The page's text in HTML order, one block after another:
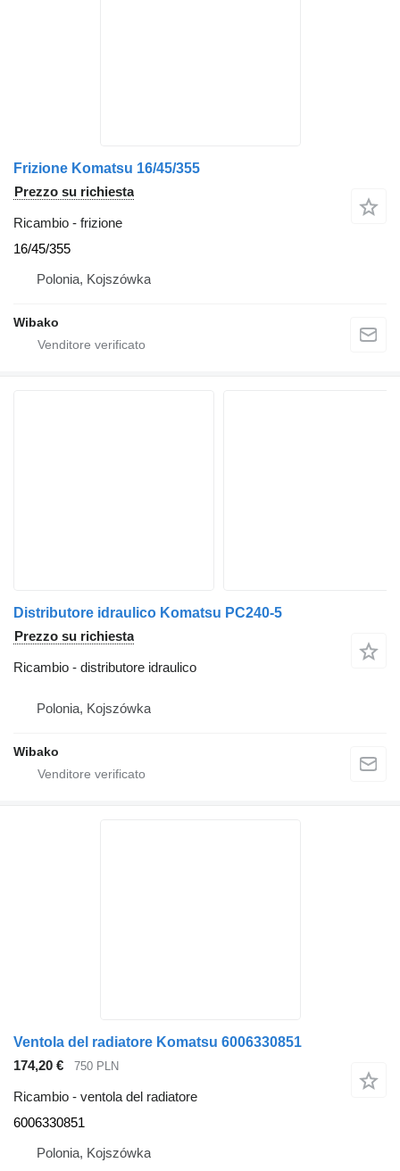
Frizione Komatsu 16/45/355
Prezzo su richiesta
Ricambio - frizione
16/45/355
Polonia, Kojszówka
Wibako
Distributore idraulico Komatsu PC240-5
Prezzo su richiesta
Ricambio - distributore idraulico
Polonia, Kojszówka
Wibako
Ventola del radiatore Komatsu 6006330851
174,20 €
750 PLN
Ricambio - ventola del radiatore
6006330851
Polonia, Kojszówka